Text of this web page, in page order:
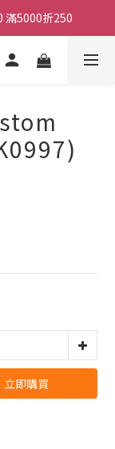
滿5000折250
滿5000折250
5000折250
立即購買